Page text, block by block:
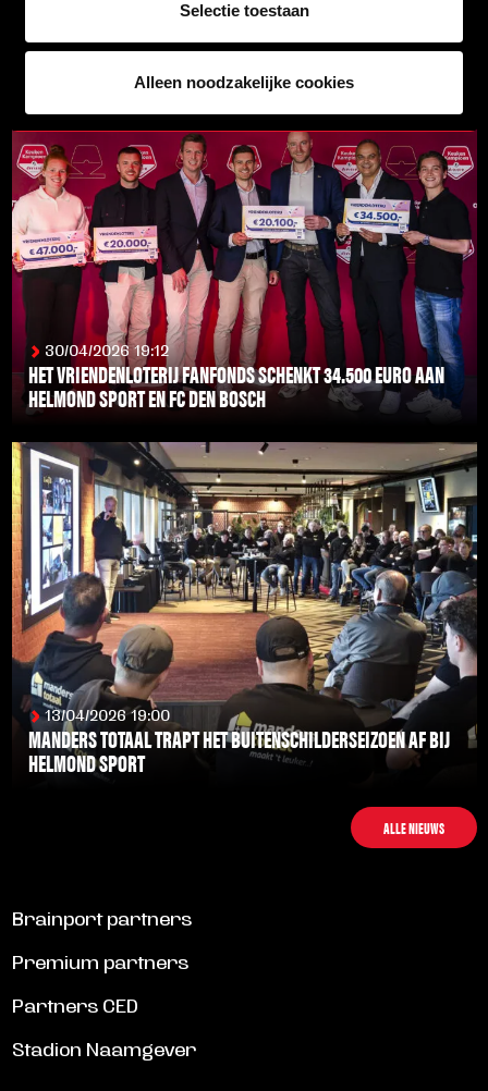
Selectie toestaan
Alleen noodzakelijke cookies
VERANDACI NIEUWE BUSINESS PARTNER VAN HELMOND SPORT
LEES MEER
30/04/2026 19:12
HET VRIENDENLOTERIJ FANFONDS SCHENKT 34.500 EURO AAN
HELMOND SPORT EN FC DEN BOSCH
LEES MEER
13/04/2026 19:00
MANDERS TOTAAL TRAPT HET BUITENSCHILDERSEIZOEN AF BIJ
HELMOND SPORT
LEES MEER
ALLE NIEUWS
Brainport partners
Premium partners
Partners CED
Stadion Naamgever